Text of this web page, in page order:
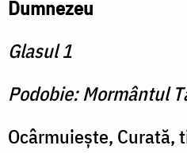
Dumnezeu
Glasul 1
Podobie: Mormântul
Ocârmuieşte, Curată,